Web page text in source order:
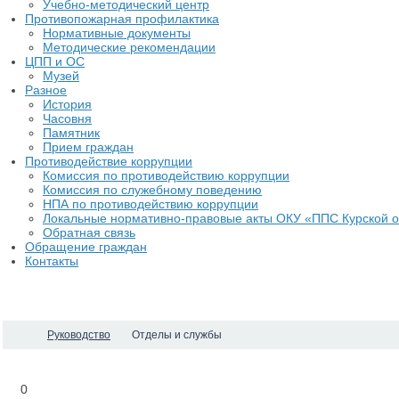
Учебно-методический центр
Противопожарная профилактика
Нормативные документы
Методические рекомендации
ЦПП и ОС
Музей
Разное
История
Часовня
Памятник
Прием граждан
Противодействие коррупции
Комиссия по противодействию коррупции
Комиссия по служебному поведению
НПА по противодействию коррупции
Локальные нормативно-правовые акты ОКУ «ППС Курской
Обратная связь
Обращение граждан
Контакты
Руководство Отделы и службы
0